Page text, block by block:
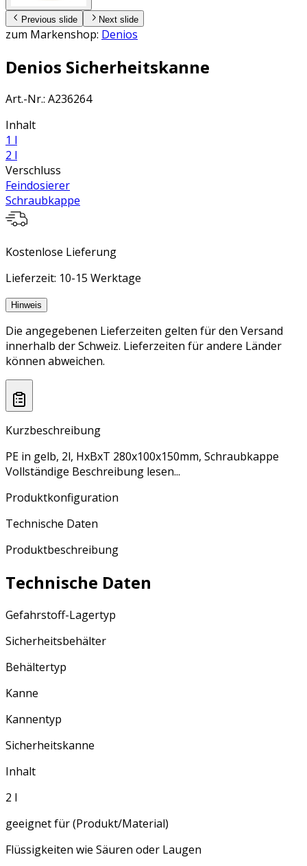
Previous slide Next slide
zum Markenshop: Denios
Denios Sicherheitskanne
Art.-Nr.: A236264
Inhalt
1 l
2 l
Verschluss
Feindosierer
Schraubkappe
Kostenlose Lieferung
Lieferzeit: 10-15 Werktage
Hinweis
Die angegebenen Lieferzeiten gelten für den Versand
innerhalb der Schweiz. Lieferzeiten für andere Länder
können abweichen.
Kurzbeschreibung
PE in gelb, 2l, HxBxT 280x100x150mm, Schraubkappe
Vollständige Beschreibung lesen...
Produktkonfiguration
Technische Daten
Produktbeschreibung
Technische Daten
Gefahrstoff-Lagertyp
Sicherheitsbehälter
Behältertyp
Kanne
Kannentyp
Sicherheitskanne
Inhalt
2 l
geeignet für (Produkt/Material)
Flüssigkeiten wie Säuren oder Laugen